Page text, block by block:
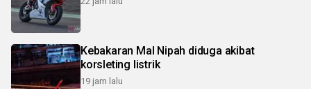
Kebakaran Mal Nipah diduga akibat
korsleting listrik
19 jam lalu